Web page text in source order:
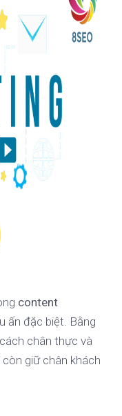
content
ấn đặc biệt. Bằng
chân thực và
giữ chân khách